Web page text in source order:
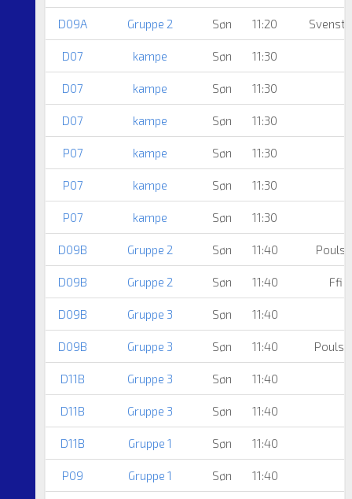
D09A Gruppe 2 Søn 11:20
D07 kampe Søn 11:30
D07 kampe Søn 11:30
D07 kampe Søn 11:30
P07 kampe Søn 11:30
P07 kampe Søn 11:30
P07 kampe Søn 11:30
D09B Gruppe 2 Søn 11:40
D09B Gruppe 2 Søn 11:40 Ffi
D09B Gruppe 3 Søn 11:40
D09B Gruppe 3 Søn 11:40
D11B Gruppe 3 Søn 11:40
D11B Gruppe 3 Søn 11:40
D11B Gruppe 1 Søn 11:40
P09 Gruppe 1 Søn 11:40